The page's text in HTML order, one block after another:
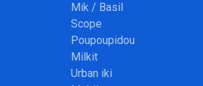
Mik / Basil
Scope
Poupoupidou
Milkit
Urban iki